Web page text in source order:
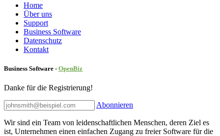
Home
Über uns
Sup​port
Business Software
Datenschutz
Kontakt
Business Software - OpenBiz
Danke für die Registrierung!
Abonnieren
Wir sind ein Team von leidenschaftlichen Menschen, deren Ziel es
ist, Unternehmen einen einfachen Zugang zu freier Software für die